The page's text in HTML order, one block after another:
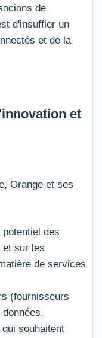
de
d'insuffler un
et de la
et
Orange et ses
des
et sur les
de services
(fournisseurs
souhaitent